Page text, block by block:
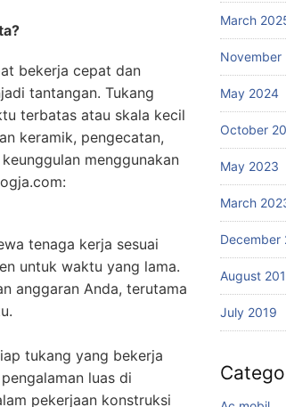
bekerja cepat dan
tantangan. Tukang
terbatas atau skala kecil
keramik, pengecatan,
menggunakan
tenaga kerja sesuai
untuk waktu yang lama.
anggaran Anda, terutama
tukang yang bekerja
luas di
pekerjaan konstruksi
March
November
May 2024
October
May 2023
March
December
August
July 2019